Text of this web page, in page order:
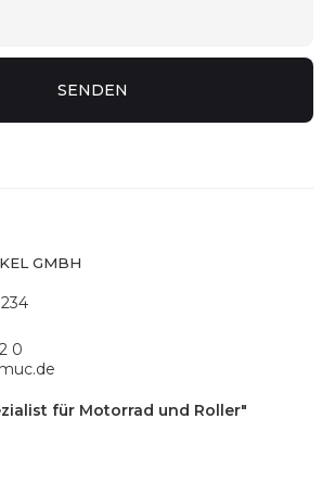
GMBH
0
für Motorrad und Roller"